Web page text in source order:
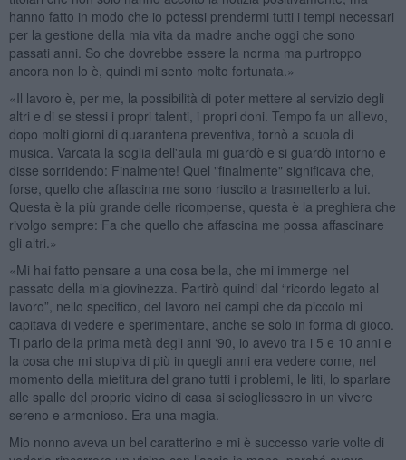
hanno fatto in modo che io potessi prendermi tutti i tempi necessari
per la gestione della mia vita da madre anche oggi che sono
passati anni. So che dovrebbe essere la norma ma purtroppo
ancora non lo è, quindi mi sento molto fortunata.»
«Il lavoro è, per me, la possibilità di poter mettere al servizio degli
altri e di se stessi i propri talenti, i propri doni. Tempo fa un allievo,
dopo molti giorni di quarantena preventiva, tornò a scuola di
musica. Varcata la soglia dell'aula mi guardò e si guardò intorno e
disse sorridendo: Finalmente! Quel "finalmente" significava che,
forse, quello che affascina me sono riuscito a trasmetterlo a lui.
Questa è la più grande delle ricompense, questa è la preghiera che
rivolgo sempre: Fa che quello che affascina me possa affascinare
gli altri.»
«Mi hai fatto pensare a una cosa bella, che mi immerge nel
passato della mia giovinezza. Partirò quindi dal “ricordo legato al
lavoro”, nello specifico, del lavoro nei campi che da piccolo mi
capitava di vedere e sperimentare, anche se solo in forma di gioco.
Ti parlo della prima metà degli anni ‘90, io avevo tra i 5 e 10 anni e
la cosa che mi stupiva di più in quegli anni era vedere come, nel
momento della mietitura del grano tutti i problemi, le liti, lo sparlare
alle spalle del proprio vicino di casa si sciogliessero in un vivere
sereno e armonioso. Era una magia.
Mio nonno aveva un bel caratterino e mi è successo varie volte di